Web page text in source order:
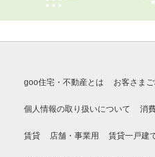
goo住宅・不動産とは お客さま
個人情報の取り扱いについて 消
賃貸 店舗・事業用 賃貸一戸建